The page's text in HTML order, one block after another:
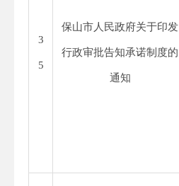
3
5
保山市人民政府关于印发
行政审批告知承诺制度的
通知